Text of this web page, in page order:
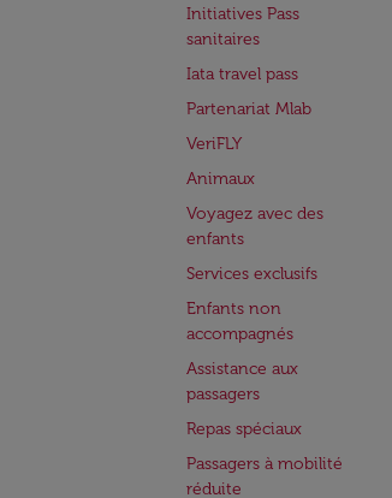
Initiatives Pass
sanitaires
Iata travel pass
Partenariat Mlab
VeriFLY
Animaux
Voyagez avec des
enfants
Services exclusifs
Enfants non
accompagnés
Assistance aux
passagers
Repas spéciaux
Passagers à mobilité
réduite